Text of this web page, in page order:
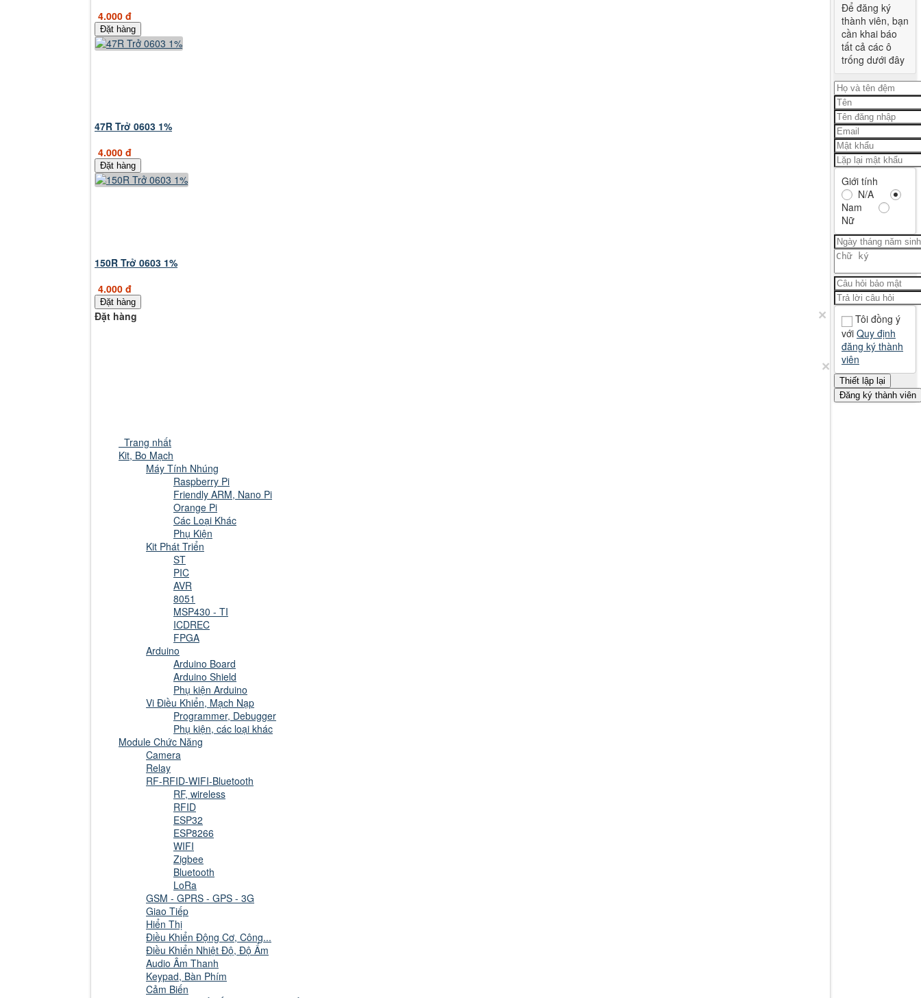
4.000 đ
Đặt hàng
47R Trở 0603 1%
4.000 đ
Đặt hàng
150R Trở 0603 1%
4.000 đ
Đặt hàng
×
Đặt hàng
×
Trang nhất
Kit, Bo Mạch
Máy Tính Nhúng
Raspberry Pi
Friendly ARM, Nano Pi
Orange Pi
Các Loại Khác
Phụ Kiện
Kit Phát Triển
ST
PIC
AVR
8051
MSP430 - TI
ICDREC
FPGA
Arduino
Arduino Board
Arduino Shield
Phụ kiện Arduino
Vi Điều Khiển, Mạch Nạp
Programmer, Debugger
Phụ kiện, các loại khác
Module Chức Năng
Camera
Relay
RF-RFID-WIFI-Bluetooth
RF, wireless
RFID
ESP32
ESP8266
WIFI
Zigbee
Bluetooth
LoRa
GSM - GPRS - GPS - 3G
Giao Tiếp
Hiển Thị
Điều Khiển Động Cơ, Công...
Điều Khiển Nhiệt Độ, Độ Ẩm
Audio Âm Thanh
Keypad, Bàn Phím
Cảm Biến
Để đăng ký
thành viên, bạn
cần khai báo
tất cả các ô
trống dưới đây
Giới tính
N/A
Nam
Nữ
Tôi đồng ý
với Quy định
đăng ký thành
viên